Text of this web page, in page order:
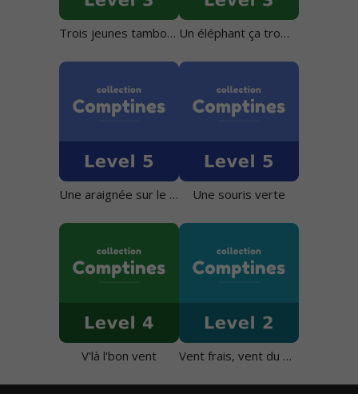
Trois jeunes tambours Un éléphant ça trompe
Une araignée sur le plancher Une souris verte
V'là l'bon vent Vent frais, vent du matin